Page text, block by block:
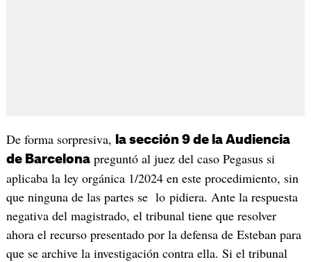
De forma sorpresiva,
la sección 9 de la Audiencia
de Barcelonapreguntó al juez del caso Pegasus si
aplicaba la ley orgánica 1/2024 en este procedimiento, sin
que ninguna de las partes se lo pidiera. Ante la respuesta
negativa del magistrado, el tribunal tiene que resolver
ahora el recurso presentado por la defensa de Esteban para
que se archive la investigación contra ella. Si el tribunal